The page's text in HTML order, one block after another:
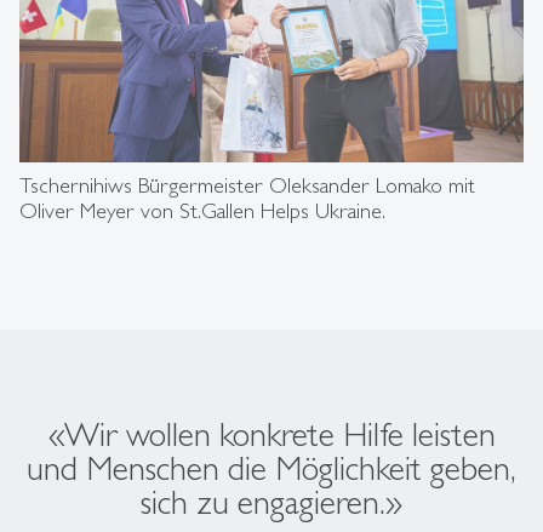
Tschernihiws Bürgermeister Oleksander Lomako mit
Oliver Meyer von St.Gallen Helps Ukraine.
«Wir wollen konkrete Hilfe leisten
und Menschen die Möglichkeit geben,
sich zu engagieren.»